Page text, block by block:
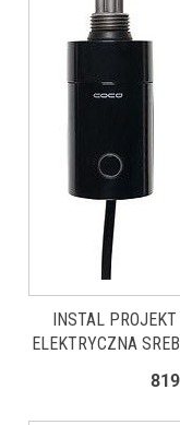
INSTAL PROJEKT
ELEKTRYCZNA